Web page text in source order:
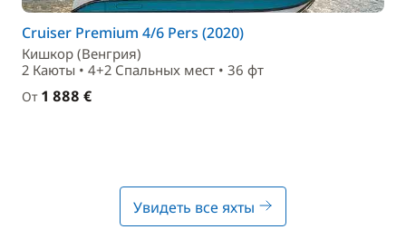
Cruiser Premium 4/6 Pers (2020)
Кишкор (Венгрия)
2 Каюты • 4+2 Спальныx мест • 36 фт
От 1 888 €
Увидеть все яхты